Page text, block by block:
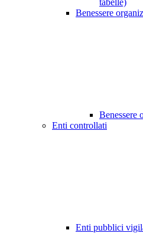
tabelle)
Benessere
Benessere
Enti controllati
Enti pubblici